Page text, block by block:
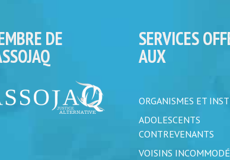
DE SERVICES
AUX
ORGANISMES ET
ADOLESCENTS
CONTREVENANTS
VOISINS